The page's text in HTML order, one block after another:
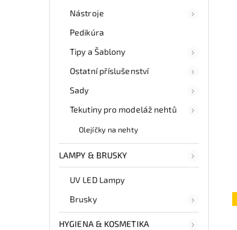
Nástroje
Pedikúra
Tipy a Šablony
Ostatní příslušenství
Sady
Tekutiny pro modeláž nehtů
Olejíčky na nehty
LAMPY & BRUSKY
UV LED Lampy
Brusky
HYGIENA & KOSMETIKA